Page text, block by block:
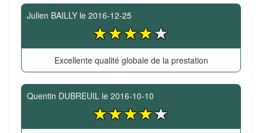
Julien BAILLY le 2016-12-25
Excellente qualité globale de la prestation
Quentin DUBREUIL le 2016-10-10